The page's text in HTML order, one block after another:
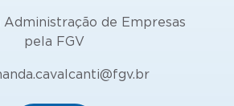
Administração de Empresas
pela FGV